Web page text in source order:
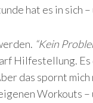
hat es in sich
“Kein
Hilfestellung.
das spornt mich
Workouts –